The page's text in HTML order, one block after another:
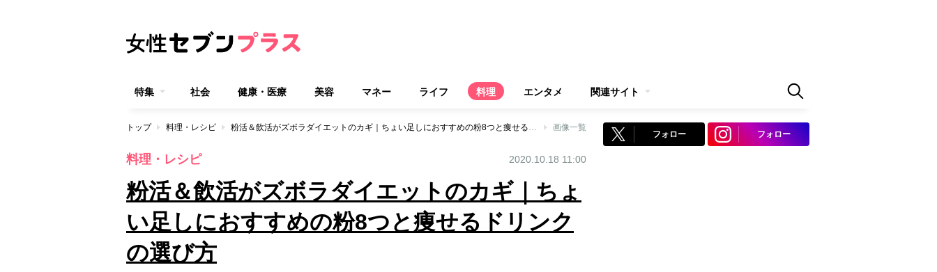
特集 社会 健康・医療 美容 マネー ライフ 料理 エンタメ 関連サイト
トップ 料理・レシピ 粉活＆飲活がズボラダイエットのカギ｜ちょい足しにおすすめの粉8つと痩せるドリンクの選び方 画像一覧
料理・レシピ 2020.10.18 11:00
粉活＆飲活がズボラダイエットのカギ｜ちょ
い足しにおすすめの粉8つと痩せるドリンク
の選び方
フォロー フォロー